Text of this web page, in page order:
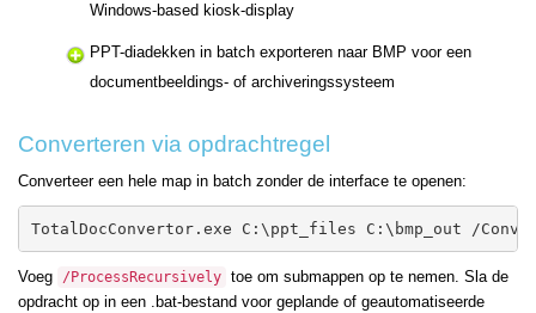
Windows-based kiosk-display
PPT-diadekken in batch exporteren naar BMP voor een
documentbeeldings- of archiveringssysteem
Converteren via opdrachtregel
Converteer een hele map in batch zonder de interface te openen:
TotalDocConvertor.exe C:\ppt_files C:\bmp_out /
Voeg /ProcessRecursively toe om submappen op te nemen. Sla de
opdracht op in een .bat-bestand voor geplande of geautomatiseerde